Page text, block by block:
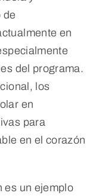
de
en
del programa.
los
en
para
en el corazón
es un ejemplo